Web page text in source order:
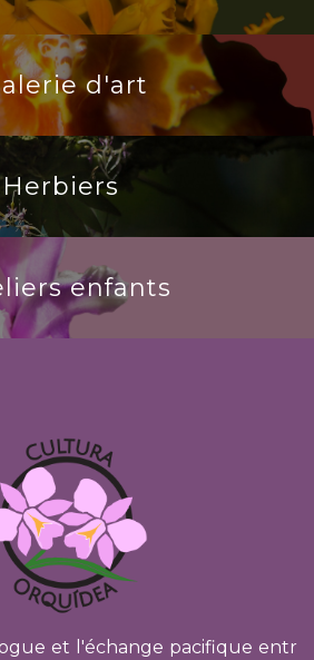
d'art
Herbiers
enfants
et l'échange pacifique entr